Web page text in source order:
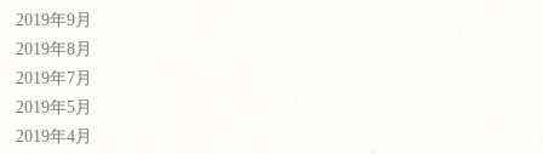
2019年9月
2019年8月
2019年7月
2019年5月
2019年4月